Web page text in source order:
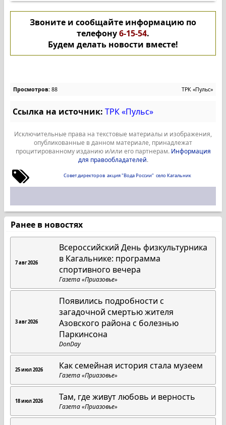
Звоните и сообщайте информацию по
телефону6-15-54.
Будем делать новости вместе!
Просмотров: 88 ТРК «Пульс»
Ссылка на источник: ТРК «Пульс»
Исключительные права на текстовые материалы и изображения,
опубликованные в данном материале, принадлежат
процитированному изданию и/или его партнерам. Информация
для правообладателей.
Совет директоров акция "Вода России" село Кагальник
Ранее в новостях
7 авг 2026
Всероссийский День физкультурника
в Кагальнике: программа
спортивного вечера
Газета «Приазовье»
3 авг 2026
Появились подробности с
загадочной смертью жителя
Азовского района с болезнью
Паркинсона
DonDay
25 июл 2026 Как семейная история стала музеем
Газета «Приазовье»
18 июл 2026 Там, где живут любовь и верность
Газета «Приазовье»